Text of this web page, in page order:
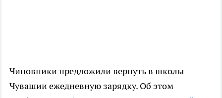
Чиновники предложили вернуть в школы
Чувашии ежедневную зарядку. Об этом